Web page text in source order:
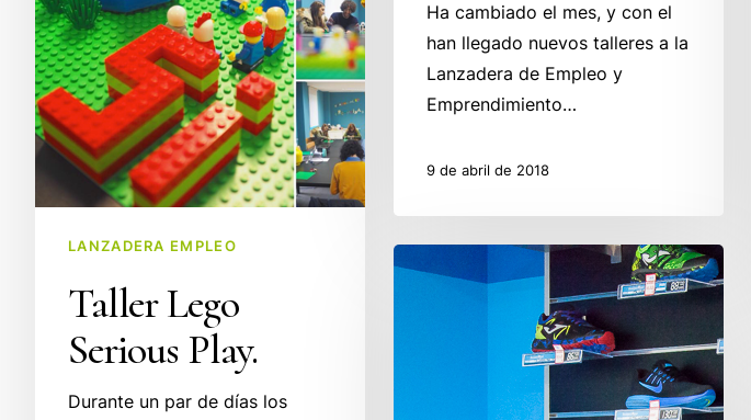
Ha cambiado el mes, y con el
han llegado nuevos talleres a la
Lanzadera de Empleo y
Emprendimiento…
9 de abril de 2018
LANZADERA EMPLEO
Taller Lego
Serious Play.
Durante un par de días los
Atmósfera